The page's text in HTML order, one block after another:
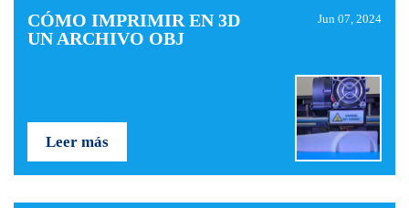
CÓMO IMPRIMIR EN 3D
UN ARCHIVO OBJ
Jun 07, 2024
Leer más